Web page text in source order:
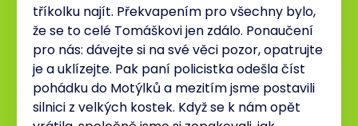
tříkolku najít. Překvapením pro všechny bylo,
že se to celé Tomáškovi jen zdálo. Ponaučení
pro nás: dávejte si na své věci pozor, opatrujte
je a uklízejte. Pak paní policistka odešla číst
pohádku do Motýlků a mezitím jsme postavili
silnici z velkých kostek. Když se k nám opět